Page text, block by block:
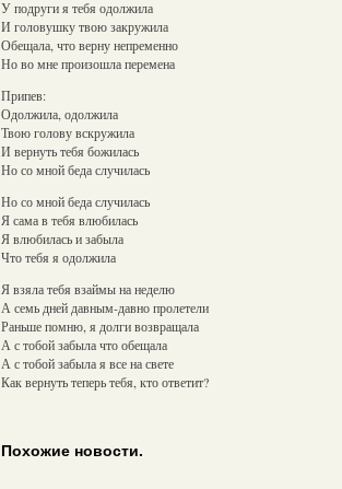
У подруги я тебя одолжила
И головушку твою закружила
Обещала, что верну непременно
Но во мне произошла перемена
Припев:
Одолжила, одолжила
Твою голову вскружила
И вернуть тебя божилась
Но со мной беда случилась
Но со мной беда случилась
Я сама в тебя влюбилась
Я влюбилась и забыла
Что тебя я одолжила
Я взяла тебя взаймы на неделю
А семь дней давным-давно пролетели
Раньше помню, я долги возвращала
А с тобой забыла что обещала
А с тобой забыла я все на свете
Как вернуть теперь тебя, кто ответит?
Похожие новости.